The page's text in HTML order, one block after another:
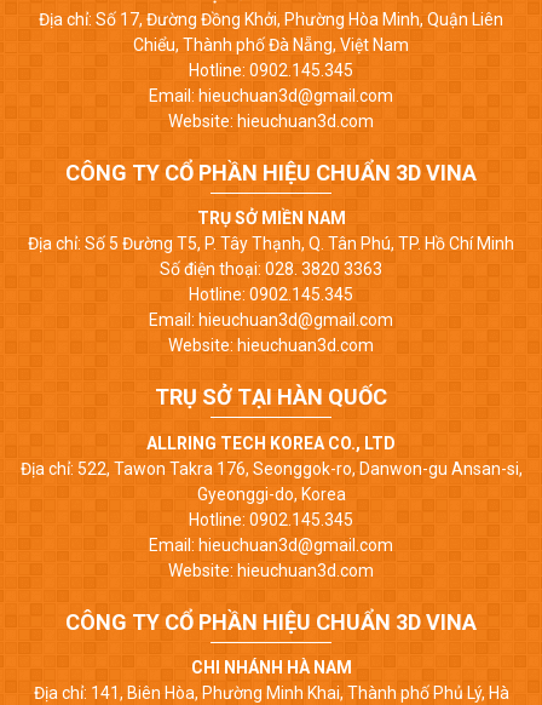
Địa chỉ: Số 17, Đường Đồng Khởi, Phường Hòa Minh, Quận Liên
Chiểu, Thành phố Đà Nẵng, Việt Nam
Hotline: 0902.145.345
Email: hieuchuan3d@gmail.com
Website: hieuchuan3d.com
CÔNG TY CỔ PHẦN HIỆU CHUẨN 3D VINA
TRỤ SỞ MIỀN NAM
Địa chỉ: Số 5 Đường T5, P. Tây Thạnh, Q. Tân Phú, TP. Hồ Chí Minh
Số điện thoại: 028. 3820 3363
Hotline: 0902.145.345
Email: hieuchuan3d@gmail.com
Website: hieuchuan3d.com
TRỤ SỞ TẠI HÀN QUỐC
ALLRING TECH KOREA CO., LTD
Địa chỉ: 522, Tawon Takra 176, Seonggok-ro, Danwon-gu Ansan-si,
Gyeonggi-do, Korea
Hotline: 0902.145.345
Email: hieuchuan3d@gmail.com
Website: hieuchuan3d.com
CÔNG TY CỔ PHẦN HIỆU CHUẨN 3D VINA
CHI NHÁNH HÀ NAM
Địa chỉ: 141, Biên Hòa, Phường Minh Khai, Thành phố Phủ Lý, Hà